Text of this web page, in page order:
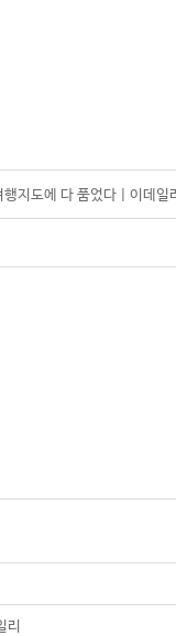
지도에 다 품었다 | 이데일
리